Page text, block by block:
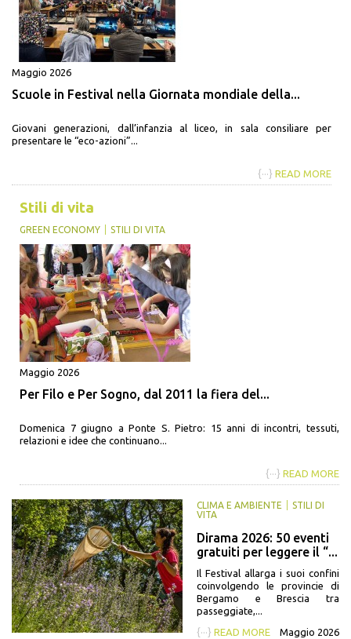
Maggio 2026
Scuole in Festival nella Giornata mondiale della...
Giovani generazioni, dall’infanzia al liceo, in sala consiliare per
presentare le “eco-azioni”...
{···} READ MORE
Stili di vita
GREEN ECONOMY STILI DI VITA
Maggio 2026
Per Filo e Per Sogno, dal 2011 la fiera del...
Domenica 7 giugno a Ponte S. Pietro: 15 anni di incontri, tessuti,
relazioni e idee che continuano...
{···} READ MORE
CLIMA E AMBIENTE
STILI DI
VITA
Dirama 2026: 50 eventi
gratuiti per leggere il “...
Il Festival allarga i suoi confini
coinvolgendo le provincie di
Bergamo e Brescia tra
passeggiate,...
{···} READ MORE Maggio 2026